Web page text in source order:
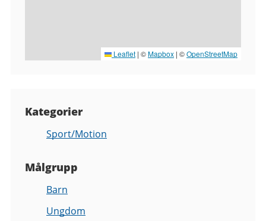
Leaflet | ©Mapbox | ©OpenStreetMap
Kategorier
Sport/Motion
Målgrupp
Barn
Ungdom